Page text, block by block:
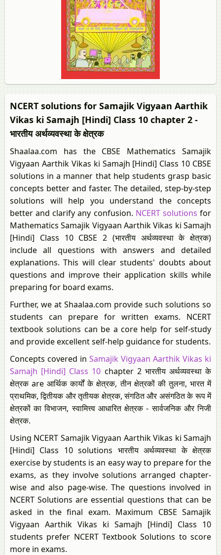
NCERT solutions for Samajik Vigyaan Aarthik
Vikas ki Samajh [Hindi] Class 10 chapter 2 -
भारतीय अर्थव्यवस्था के क्षेत्रक
Shaalaa.com has the CBSE Mathematics Samajik
Vigyaan Aarthik Vikas ki Samajh [Hindi] Class 10 CBSE
solutions in a manner that help students grasp basic
concepts better and faster. The detailed, step-by-step
solutions will help you understand the concepts
better and clarify any confusion. NCERT solutions for
Mathematics Samajik Vigyaan Aarthik Vikas ki Samajh
[Hindi] Class 10 CBSE 2 (भारतीय अर्थव्यवस्था के क्षेत्रक)
include all questions with answers and detailed
explanations. This will clear students' doubts about
questions and improve their application skills while
preparing for board exams.
Further, we at Shaalaa.com provide such solutions so
students can prepare for written exams. NCERT
textbook solutions can be a core help for self-study
and provide excellent self-help guidance for students.
Concepts covered in Samajik Vigyaan Aarthik Vikas ki
Samajh [Hindi] Class 10 chapter 2 भारतीय अर्थव्यवस्था के
क्षेत्रक are आर्थिक कार्यों के क्षेत्रक, तीन क्षेत्रकों की तुलना, भारत में
प्राथमिक, द्वितीयक और तृतीयक क्षेत्रक, संगठित और असंगठित के रूप में
क्षेत्रकों का विभाजन, स्वामित्त्व आधारित क्षेत्रक - सार्वजनिक और निजी
क्षेत्रक.
Using NCERT Samajik Vigyaan Aarthik Vikas ki Samajh
[Hindi] Class 10 solutions भारतीय अर्थव्यवस्था के क्षेत्रक
exercise by students is an easy way to prepare for the
exams, as they involve solutions arranged chapter-
wise and also page-wise. The questions involved in
NCERT Solutions are essential questions that can be
asked in the final exam. Maximum CBSE Samajik
Vigyaan Aarthik Vikas ki Samajh [Hindi] Class 10
students prefer NCERT Textbook Solutions to score
more in exams.